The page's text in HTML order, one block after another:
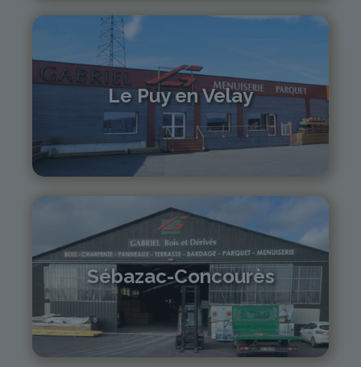
Le Puy en Velay
04 71 01 13 30
lepuy@gabriel-sa.fr
Sébazac-Concourès
05 81 55 83 89
monistrol@gabriel-sa.fr